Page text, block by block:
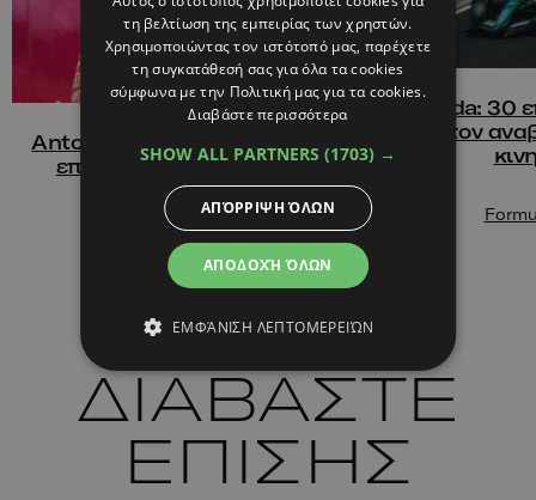
Antonelli: Η Mercedes με είχε
επιλέξει πριν καν φτάσω
στην F2 (video)
Formula 1
Honda: 30
στον
ΔΙΑΒΑΣΤΕ
ΕΠΙΣΗΣ
τη βελτίωση της εμπειρίας των χρηστών.
Χρησιμοποιώντας τον ιστότοπό μας, παρέχετε
τη συγκατάθεσή σας για όλα τα cookies
σύμφωνα με την Πολιτική μας για τα cookies.
Διαβάστε περισσότερα
SHOW ALL PARTNERS (1703) →
ΑΠΟΔΟΧΉ ΌΛΩΝ
ΑΠΌΡΡΙΨΗ ΌΛΩΝ
ΕΜΦΆΝΙΣΗ ΛΕΠΤΟΜΕΡΕΙΏΝ